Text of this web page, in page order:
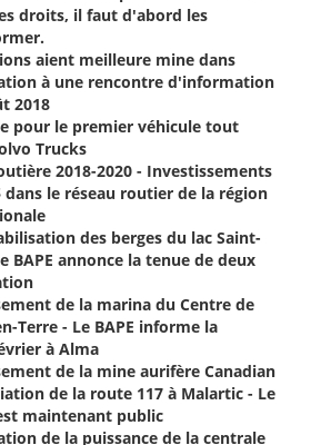
droits, il faut d'abord les
aient meilleure mine dans
à une rencontre d'information
2018
pour le premier véhicule tout
Trucks
2018-2020 - Investissements
dans le réseau routier de la région
des berges du lac Saint-
BAPE annonce la tenue de deux
de la marina du Centre de
Terre - Le BAPE informe la
à Alma
de la mine aurifère Canadian
de la route 117 à Malartic - Le
maintenant public
de la puissance de la centrale